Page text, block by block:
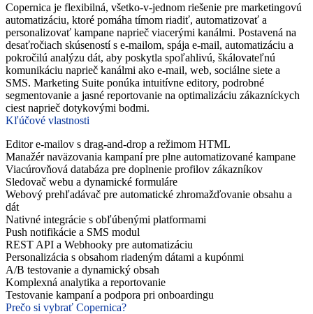
Copernica je flexibilná, všetko-v-jednom riešenie pre marketingovú
automatizáciu, ktoré pomáha tímom riadiť, automatizovať a
personalizovať kampane naprieč viacerými kanálmi. Postavená na
desaťročiach skúseností s e-mailom, spája e-mail, automatizáciu a
pokročilú analýzu dát, aby poskytla spoľahlivú, škálovateľnú
komunikáciu naprieč kanálmi ako e-mail, web, sociálne siete a
SMS. Marketing Suite ponúka intuitívne editory, podrobné
segmentovanie a jasné reportovanie na optimalizáciu zákazníckych
ciest naprieč dotykovými bodmi.
Kľúčové vlastnosti
Editor e-mailov s drag-and-drop a režimom HTML
Manažér naväzovania kampaní pre plne automatizované kampane
Viacúrovňová databáza pre doplnenie profilov zákazníkov
Sledovač webu a dynamické formuláre
Webový prehľadávač pre automatické zhromažďovanie obsahu a
dát
Nativné integrácie s obľúbenými platformami
Push notifikácie a SMS modul
REST API a Webhooky pre automatizáciu
Personalizácia s obsahom riadeným dátami a kupónmi
A/B testovanie a dynamický obsah
Komplexná analytika a reportovanie
Testovanie kampaní a podpora pri onboardingu
Prečo si vybrať Copernica?